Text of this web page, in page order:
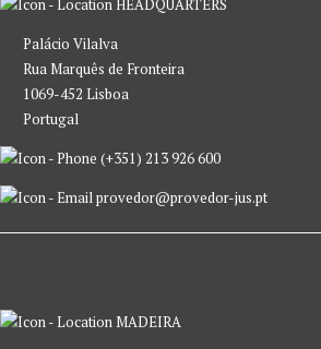
HEADQUARTERS
Palácio Vilalva
Rua Marquês de Fronteira
1069-452 Lisboa
Portugal
(+351) 213 926 600
provedor@provedor-jus.pt
MADEIRA